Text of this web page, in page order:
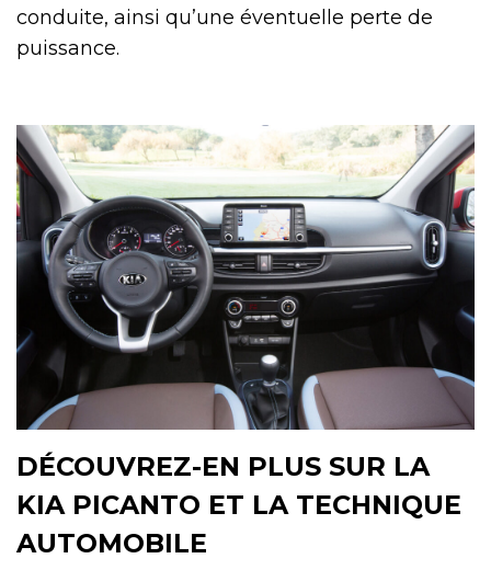
conduite, ainsi qu’une éventuelle perte de
puissance.
DÉCOUVREZ-EN PLUS SUR LA
KIA PICANTO ET LA TECHNIQUE
AUTOMOBILE